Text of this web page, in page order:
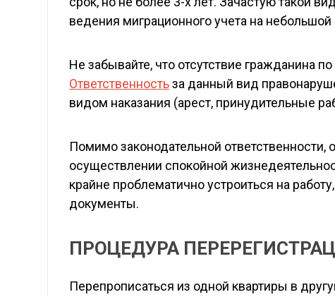
ведения миграционного учета на
Не забывайте, что отсутствие гражданина
Ответственностьза данный вид
видом наказания (арест, принудительные
Помимо законодательной
осуществлении спокойной
крайне проблематично устроиться на
документы.
ПРОЦЕДУРА
Перепрописаться из одной квартиры в